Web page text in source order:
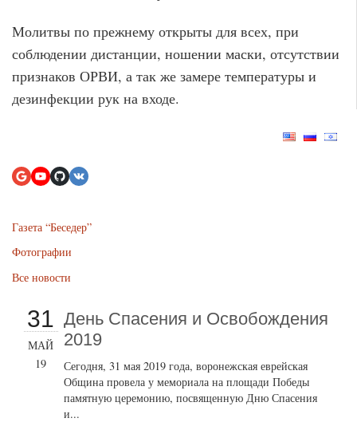
Молитвы по прежнему открыты для всех, при
соблюдении дистанции, ношении маски, отсутствии
признаков ОРВИ, а так же замере температуры и
дезинфекции рук на входе.
Газета “Беседер”
Фотографии
Все новости
31
МАЙ
19
День Спасения и Освобождения
2019
Сегодня, 31 мая 2019 года, воронежская еврейская
Община провела у мемориала на площади Победы
памятную церемонию, посвященную Дню Спасения
и...